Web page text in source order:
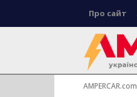
Про сайт
AMPERCAR.com